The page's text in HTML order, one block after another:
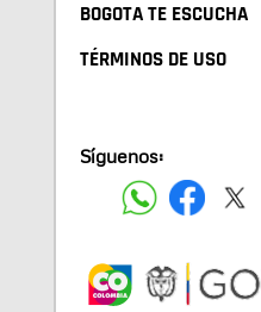
BOGOTA TE ESCUCHA
TÉRMINOS DE USO
Síguenos: